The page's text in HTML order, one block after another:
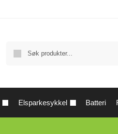
Elsparkesykkel Batteri